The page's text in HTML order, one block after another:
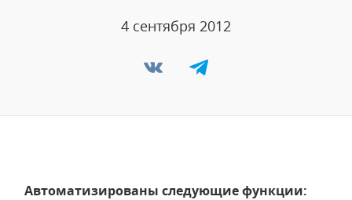
4 сентября 2012
Автоматизированы следующие функции: